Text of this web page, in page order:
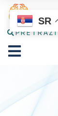
PRETRAŽI
SR